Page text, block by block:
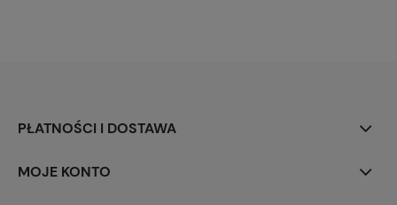
PŁATNOŚCI I DOSTAWA
MOJE KONTO